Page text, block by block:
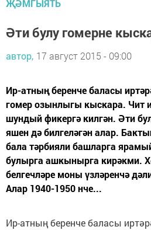
ҖӘМГЫЯТЬ
Әти булу гомерне
автор, 17 август 2015 - 09:00
Ир-атның беренче баласы
гомер озынлыгы кыскара. Чит
шундый фикергә килгән. Әти
яшен дә билгеләгән алар.
бала тәрбияли башларга
булырга ашкынырга кирәкми.
белгечләре моны үз­ләренчә
Алар 1940-1950 нче...
Ир-атның беренче баласы